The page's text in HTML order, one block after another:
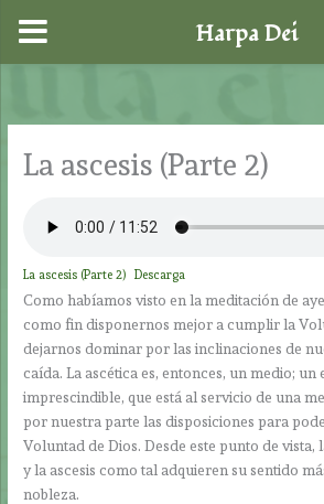
contenido
La ascesis (Parte 2)
La ascesis (Parte 2) Descarga
Como habíamos visto en la meditación de
como fin disponernos mejor a cumplir la
dejarnos dominar por las inclinaciones de
caída. La ascética es, entonces, un medio; un
imprescindible, que está al servicio de una
por nuestra parte las disposiciones para
Voluntad de Dios. Desde este punto de vista,
y la ascesis como tal adquieren su sentido
nobleza.
Harpa Dei